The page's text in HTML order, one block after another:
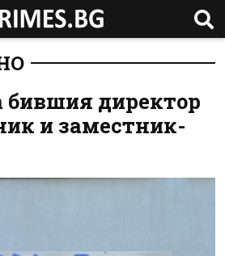
бившия директор
и заместник-